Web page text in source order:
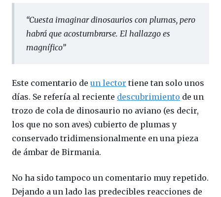
“Cuesta imaginar dinosaurios con plumas, pero
habrá que acostumbrarse. El hallazgo es
magnífico”
Este comentario de un lector tiene tan solo unos
días. Se refería al reciente descubrimiento de un
trozo de cola de dinosaurio no aviano (es decir,
los que no son aves) cubierto de plumas y
conservado tridimensionalmente en una pieza
de ámbar de Birmania.
No ha sido tampoco un comentario muy repetido.
Dejando a un lado las predecibles reacciones de